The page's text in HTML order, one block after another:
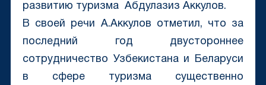
развитию туризма Абдулазиз Аккулов.
В своей речи А.Аккулов отметил, что за
последний год двустороннее
сотрудничество Узбекистана и Беларуси
в сфере туризма существенно